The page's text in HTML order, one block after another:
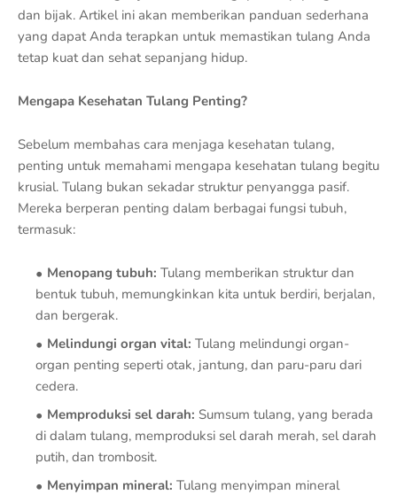
dan bijak. Artikel ini akan memberikan panduan sederhana
yang dapat Anda terapkan untuk memastikan tulang Anda
tetap kuat dan sehat sepanjang hidup.
Mengapa Kesehatan Tulang Penting?
Sebelum membahas cara menjaga kesehatan tulang,
penting untuk memahami mengapa kesehatan tulang begitu
krusial. Tulang bukan sekadar struktur penyangga pasif.
Mereka berperan penting dalam berbagai fungsi tubuh,
termasuk:
Menopang tubuh: Tulang memberikan struktur dan
bentuk tubuh, memungkinkan kita untuk berdiri, berjalan,
dan bergerak.
Melindungi organ vital: Tulang melindungi organ-
organ penting seperti otak, jantung, dan paru-paru dari
cedera.
Memproduksi sel darah: Sumsum tulang, yang berada
di dalam tulang, memproduksi sel darah merah, sel darah
putih, dan trombosit.
Menyimpan mineral: Tulang menyimpan mineral